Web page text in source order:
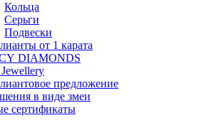
Кольца
Серьги
Подвески
от 1 карата
DIAMONDS
предложение
в виде змеи
сертификаты